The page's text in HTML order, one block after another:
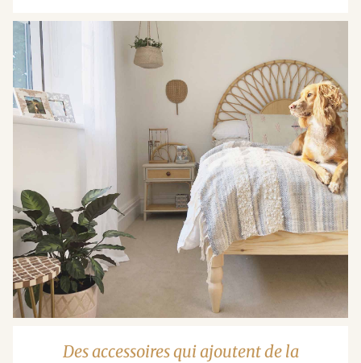
Des accessoires qui ajoutent de la